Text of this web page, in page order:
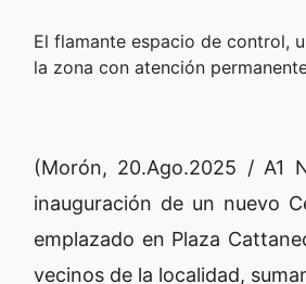
El flamante espacio de control,
la zona con atención
(Morón, 20.Ago.2025 / A1
inauguración de un nuevo
emplazado en Plaza
vecinos de la localidad,